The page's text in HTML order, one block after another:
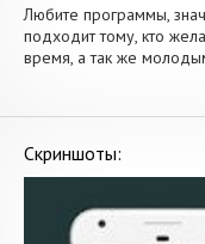
Любите программы,
подходит тому, кто
время, а так же
Скриншоты: